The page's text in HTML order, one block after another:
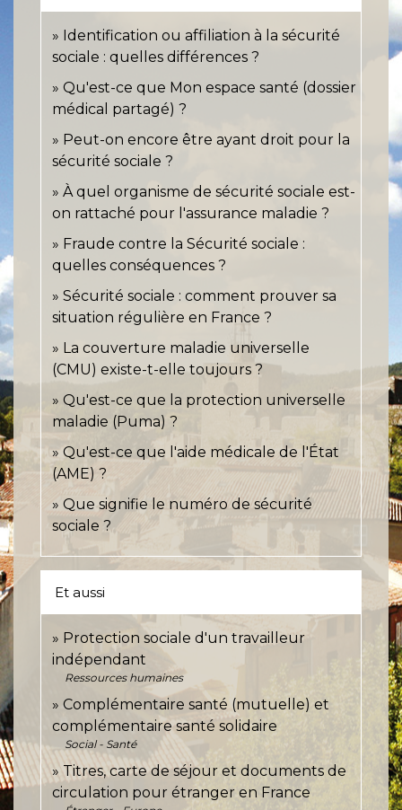
Identification ou affiliation à la sécurité
sociale : quelles différences ?
Qu'est-ce que Mon espace santé (dossier
médical partagé) ?
Peut-on encore être ayant droit pour la
sécurité sociale ?
À quel organisme de sécurité sociale est-
on rattaché pour l'assurance maladie ?
Fraude contre la Sécurité sociale :
quelles conséquences ?
Sécurité sociale : comment prouver sa
situation régulière en France ?
La couverture maladie universelle
(CMU) existe-t-elle toujours ?
Qu'est-ce que la protection universelle
maladie (Puma) ?
Qu'est-ce que l'aide médicale de l'État
(AME) ?
Que signifie le numéro de sécurité
sociale ?
Et aussi
Protection sociale d'un travailleur
indépendant
Ressources humaines
Complémentaire santé (mutuelle) et
complémentaire santé solidaire
Social - Santé
Titres, carte de séjour et documents de
circulation pour étranger en France